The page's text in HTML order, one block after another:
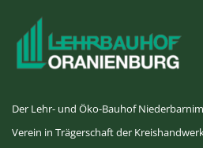
Der Lehr- und Öko-Bauhof
Verein in Trägerschaft der